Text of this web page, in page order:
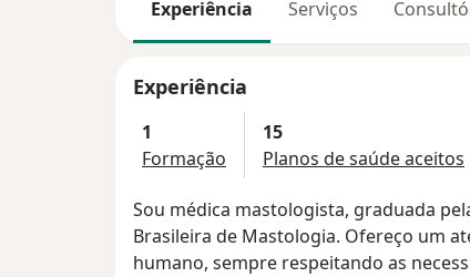
Experiência Serviços
Experiência
1
Formação
15
Planos de saúde aceitos
Sou médica mastologista, graduada
Brasileira de Mastologia. Ofereço um
humano, sempre respeitando as